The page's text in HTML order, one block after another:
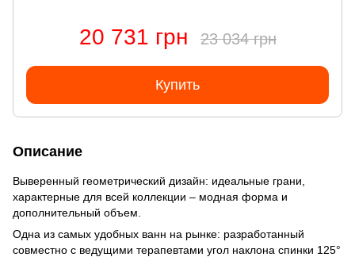
20 731 грн 23 034 грн
Купить
Описание
Выверенный геометрический дизайн: идеальные грани,
характерные для всей коллекции – модная форма и
дополнительный объем.
Одна из самых удобных ванн на рынке: разработанный
совместно с ведущими терапевтами угол наклона спинки 125°